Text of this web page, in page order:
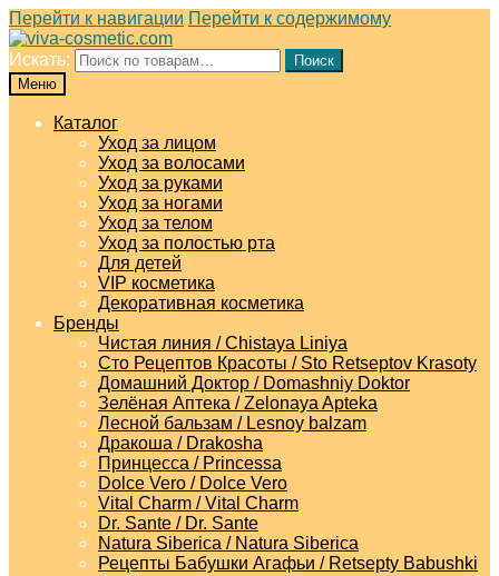
Перейти к навигации Перейти к содержимому
Искать:
Поиск
Меню
Каталог
Уход за лицом
Уход за волосами
Уход за руками
Уход за ногами
Уход за телом
Уход за полостью рта
Для детей
VIP косметика
Декоративная косметика
Бренды
Чистая линия / Chistaya Liniya
Сто Рецептов Красоты / Sto Retseptov Krasoty
Домашний Доктор / Domashniy Doktor
Зелёная Аптека / Zelonaya Apteka
Лесной бальзам / Lesnoy balzam
Дракоша / Drakosha
Принцесса / Princessa
Dolce Vero / Dolce Vero
Vital Charm / Vital Charm
Dr. Sante / Dr. Sante
Natura Siberica / Natura Siberica
Рецепты Бабушки Агафьи / Retsepty Babushki